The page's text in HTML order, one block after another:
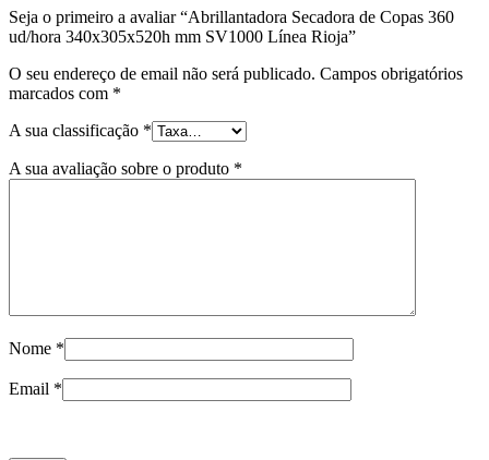
Seja o primeiro a avaliar “Abrillantadora Secadora de Copas 360
ud/hora 340x305x520h mm SV1000 Línea Rioja”
O seu endereço de email não será publicado. Campos obrigatórios
marcados com *
A sua classificação *
A sua avaliação sobre o produto *
Nome *
Email *